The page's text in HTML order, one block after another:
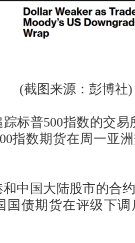
(截图来源：彭博社)
踪标普500指数的交
指数期货在周一亚
中国大陆股市的合
国债期货在评级下